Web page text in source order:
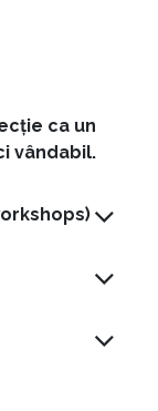
ca un
vândabil.